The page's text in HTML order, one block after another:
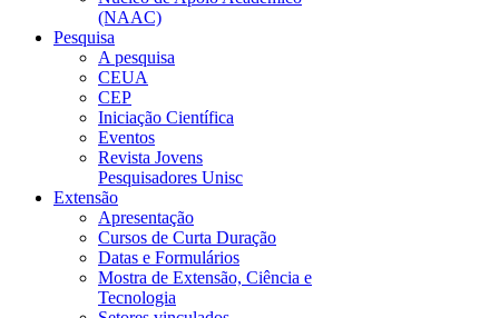
(NAAC)
Pesquisa
A pesquisa
CEUA
CEP
Iniciação Científica
Eventos
Revista Jovens
Pesquisadores Unisc
Extensão
Apresentação
Cursos de Curta Duração
Datas e Formulários
Mostra de Extensão, Ciência e
Tecnologia